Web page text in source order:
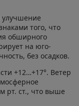
улучшение
того, что
обширного
на юго-
без осадков.
+12…+17°. Ветер
рт. ст., что выше